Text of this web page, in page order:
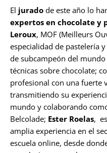
El jurado de este año lo
expertos en chocolate y
Leroux, MOF (Meilleurs
especialidad de pastelería
de subcampeón del
técnicas sobre chocolate;
profesional con una fuerte
transmitiendo su
mundo y colaborando
Belcolade; Ester Roelas,
amplia experiencia en el
escuela online, desde